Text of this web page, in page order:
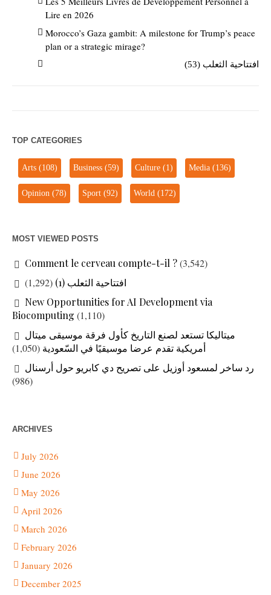
Lire en 2026
Morocco’s Gaza gambit: A milestone for Trump’s peace
plan or a strategic mirage?
افتتاحية الثعلب (53)
TOP CATEGORIES
Arts (108) Business (59) Culture (1) Media (136)
Opinion (78) Sport (92) World (172)
MOST VIEWED POSTS
Comment le cerveau compte-t-il ?(3,542)
افتتاحية الثعلب (1)
(1,292)
New Opportunities for AI Development via
Biocomputing (1,110)
ميتاليكا تستعد لصنع التاريخ كأول فرقة موسيقى ميتال
أمريكية تقدم عرضا موسيقيًا في السّعودية (1,050)
رد ساخر لمسعود أوزيل على تصريح دي كابريو حول أرسنال
(986)
ARCHIVES
July 2026
June 2026
May 2026
April 2026
March 2026
February 2026
January 2026
December 2025